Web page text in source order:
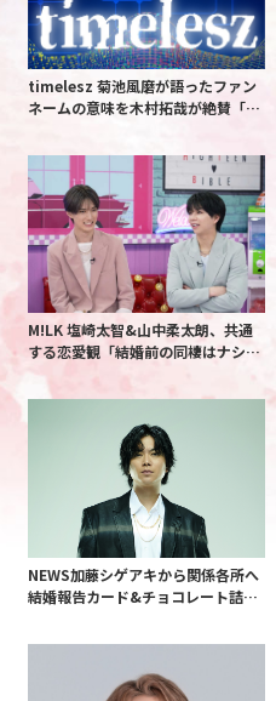
timelesz 菊池風磨が語ったファン
ネームの意味を木村拓哉が絶賛「考
M!LK 塩崎太智&山中柔太朗、共通
する恋愛観「結婚前の同棲はナシ」
と明かすも最後は決意がグラグラ?
NEWS加藤シゲアキから関係各所へ
結婚報告カード&チョコレート詰め
も添えて